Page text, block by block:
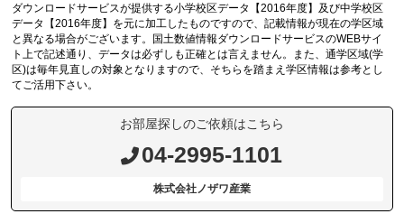
ダウンロードサービスが提供する小学校区データ【2016年度】及び中学校区
データ【2016年度】を元に加工したものですので、記載情報が現在の学区域
と異なる場合がございます。国土数値情報ダウンロードサービスのWEBサイ
ト上で記述通り、データは必ずしも正確とは言えません。また、通学区域(学
区)は毎年見直しの対象となりますので、そちらを踏まえ学区情報は参考とし
てご活用下さい。
お部屋探しのご依頼はこちら
04-2995-1101
株式会社ノザワ産業